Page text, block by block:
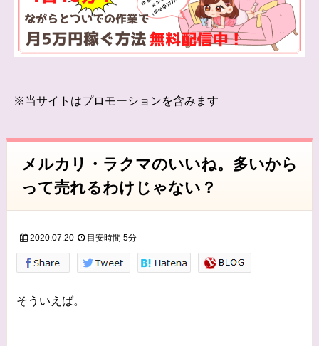
※当サイトはプロモーションを含みます
メルカリ・ラクマのいいね。多いから
って売れるわけじゃない？
2020.07.20 目安時間 5分
そういえば。